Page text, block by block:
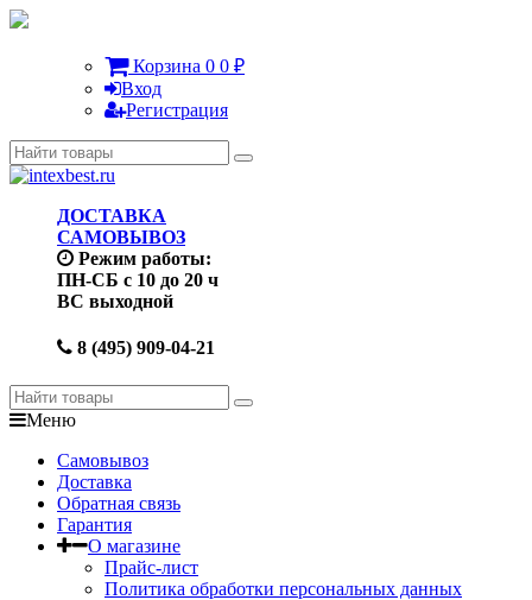
Корзина 0 0 ₽
Вход
Регистрация
ДОСТАВКА
САМОВЫВОЗ
Режим работы:
ПН-СБ с 10 до 20 ч
ВС выходной
8 (495) 909-04-21
Меню
Самовывоз
Доставка
Обратная связь
Гарантия
О магазине
Прайс-лист
Политика обработки персональных данных